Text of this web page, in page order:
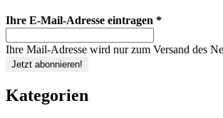
Ihre E-Mail-Adresse eintragen *
Ihre Mail-Adresse wird nur zum Versand des
Kategorien